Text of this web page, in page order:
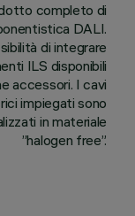
completo di
DALI.
di integrare
ILS disponibili
accessori. I cavi
impiegati sono
in materiale
”halogen free”.